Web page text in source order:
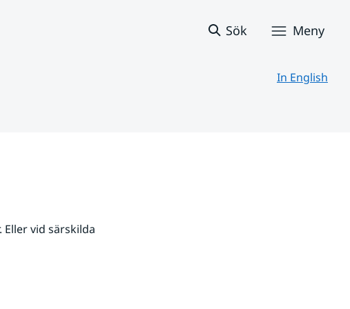
Sök Meny
In English
vid särskilda